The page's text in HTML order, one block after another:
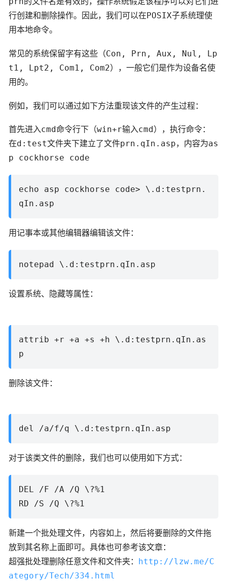
行创建和删除操作。因此，我们可以在POSIX子系统理使
用本地命令。
常见的系统保留字有这些（Con, Prn, Aux, Nul, Lp
t1, Lpt2, Com1, Com2），一般它们是作为设备名使
用的。
例如，我们可以通过如下方法重现该文件的产生过程：
首先进入cmd命令行下（win+r输入cmd），执行命令：
在d:test文件夹下建立了文件prn.qIn.asp，内容为as
p cockhorse code
echo asp cockhorse code> \.d:testprn.
qIn.asp
用记事本或其他编辑器编辑该文件：
notepad \.d:testprn.qIn.asp
设置系统、隐藏等属性：
attrib +r +a +s +h \.d:testprn.qIn.as
p
删除该文件：
del /a/f/q \.d:testprn.qIn.asp
对于该类文件的删除，我们也可以使用如下方式：
DEL /F /A /Q \?%1
RD /S /Q \?%1
新建一个批处理文件，内容如上，然后将要删除的文件拖
放到其名称上面即可。具体也可参考该文章：
超强批处理删除任意文件和文件夹： http://lzw.me/C
ategory/Tech/334.html